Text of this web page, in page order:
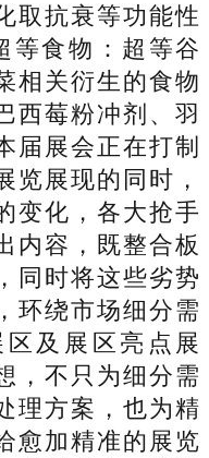
取抗衰等功能性
等食物：超等谷
相关衍生的食物
西莓粉冲剂、羽
届展会正在打制
览展现的同时，
变化，各大抢手
内容，既整合板
同时将这些劣势
环绕市场细分需
及展区亮点展
，不只为细分需
理方案，也为精
愈加精准的展览